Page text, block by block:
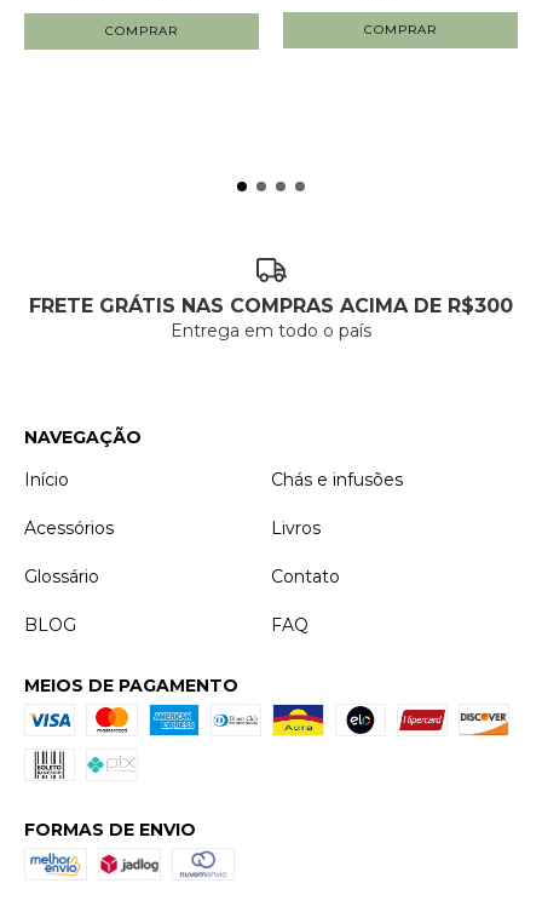
COMPRAR
FRETE GRÁTIS NAS COMPRAS ACIMA DE R$300
Entrega em todo o país
NAVEGAÇÃO
Início
Chás e infusões
Acessórios Livros
Glossário Contato
BLOG FAQ
MEIOS DE PAGAMENTO
FORMAS DE ENVIO